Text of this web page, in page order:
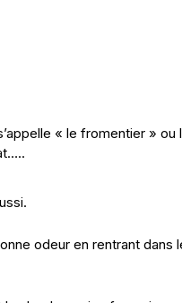
« le fromentier »
odeur en rentrant dans